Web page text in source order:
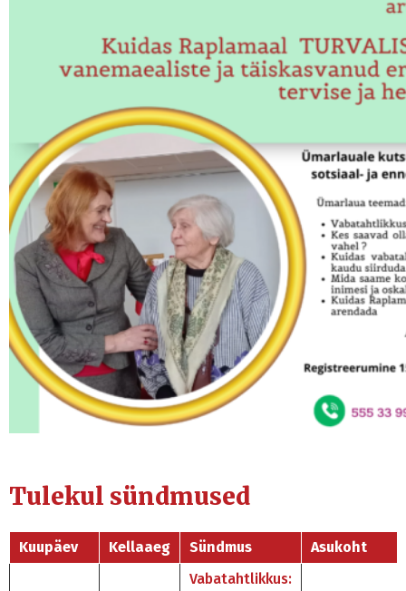
Tulekul sündmused
Kuupäev Kellaaeg Sündmus Asukoht
Vabatahtlikkus: